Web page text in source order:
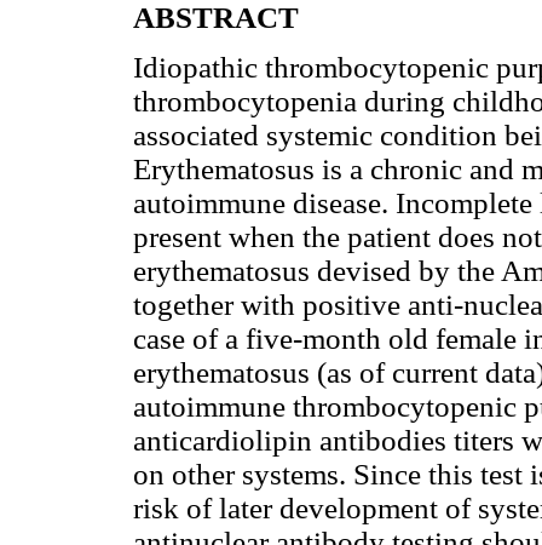
ABSTRACT
Idiopathic thrombocytopenic
thrombocytopenia during
associated systemic condition
Erythematosus is a chronic and
autoimmune disease.
present when the patient does
erythematosus devised by the
together with positive anti-
case of a five-month old female
erythematosus (as of current
autoimmune thrombocytopenic
anticardiolipin antibodies titers
on other systems. Since this test
risk of later development of